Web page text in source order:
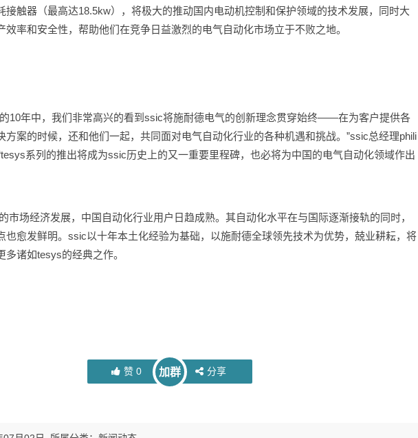
接触器（最高达18.5kw），将极大的推动国内电动机控制和保护领域的技术发展，同时大
效率和安全性，帮助他们在竞争日益激烈的电气自动化市场立于不败之地。
年中，我们非常高兴的看到ssic将施耐德电气的创新理念贯穿始终——在为客户提供各
方案的时候，还和他们一起，共同面对电气自动化行业的各种机遇和挑战。”ssic总经理phili
系列的推出将成为ssic历史上的又一重要里程碑，也必将为中国的电气自动化领域作出
场经济发展，中国自动化行业用户日趋成熟。其自动化水平在与国际逐渐接轨的同时，
也愈发鲜明。ssic以十年本土化经验为基础，以施耐德全球领先技术为优势，兢业耕耘，将
多诸如tesys的经典之作。
赞0 加群 分享